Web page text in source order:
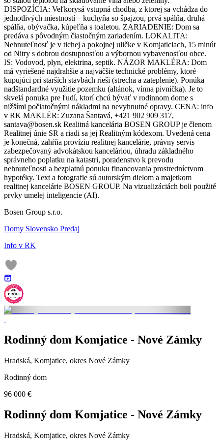
DISPOZÍCIA: Veľkorysá vstupná chodba, z ktorej sa vchádza do
jednotlivých miestností – kuchyňa so špajzou, prvá spálňa, druhá
spálňa, obývačka, kúpeľňa s toaletou. ZARIADENIE: Dom sa
predáva s pôvodným čiastočným zariadením. LOKALITA:
Nehnuteľnosť je v tichej a pokojnej uličke v Komjaticiach, 15 minút
od Nitry s dobrou dostupnosťou a výbornou vybavenosťou obce.
IS: Vodovod, plyn, elektrina, septik. NÁZOR MAKLÉRA: Dom
má vyriešené najdrahšie a najväčšie technické problémy, ktoré
kupujúci pri starších stavbách rieši (strecha a zateplenie). Ponúka
nadštandardné využitie pozemku (altánok, vínna pivnička). Je to
skvelá ponuka pre ľudí, ktorí chcú bývať v rodinnom dome s
nižšími počiatočnými nákladmi na nevyhnutné opravy. CENA: info
v RK MAKLÉR: Zuzana Šantavá, +421 902 909 317,
santava@bosen.sk Realitná kancelária BOSEN GROUP je členom
Realitnej únie SR a riadi sa jej Realitným kódexom. Uvedená cena
je konečná, zahŕňa províziu realitnej kancelárie, právny servis
zabezpečovaný advokátskou kanceláriou, úhradu základného
správneho poplatku na katastri, poradenstvo k prevodu
nehnuteľnosti a bezplatnú ponuku financovania prostredníctvom
hypotéky. Text a fotografie sú autorským dielom a majetkom
realitnej kancelárie BOSEN GROUP. Na vizualizáciách boli použité
prvky umelej inteligencie (AI).
Bosen Group s.r.o.
Domy Slovensko Predaj
Info v RK
Rodinný dom Komjatice - Nové Zámky
Hradská, Komjatice, okres Nové Zámky
Rodinný dom
96 000 €
Rodinný dom Komjatice - Nové Zámky
Hradská, Komjatice, okres Nové Zámky